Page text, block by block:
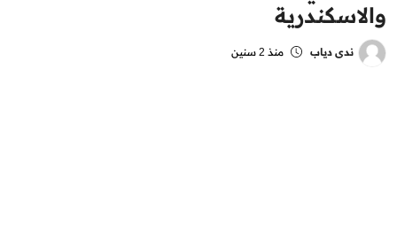
العالم
الرياضة
والاسكندرية
ندى دياب منذ 2 سنين